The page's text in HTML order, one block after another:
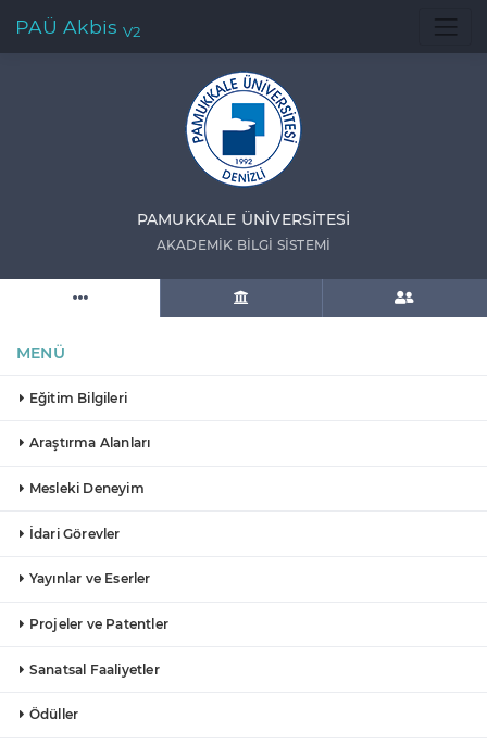
PAÜ Akbis V2
PAMUKKALE ÜNIVERSITESI
AKADEMIK BILGI SISTEMI
MENÜ
Eğitim Bilgileri
Araştırma Alanları
Mesleki Deneyim
İdari Görevler
Yayınlar ve Eserler
Projeler ve Patentler
Sanatsal Faaliyetler
Ödüller